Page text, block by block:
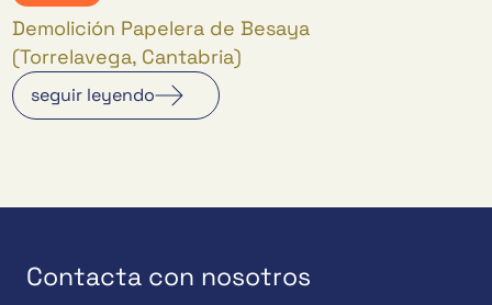
Demolición Papelera de Besaya
(Torrelavega, Cantabria)
seguir leyendo
Contacta con nosotros